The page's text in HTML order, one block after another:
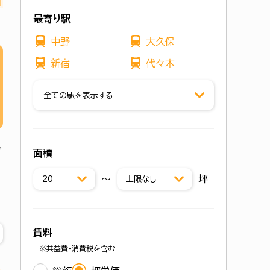
最寄り駅
中野 大久保
新宿 代々木
全ての駅を表示する
面積
〜 坪
賃料
※共益費・消費税を含む